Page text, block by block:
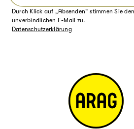
Durch Klick auf „Absenden“ stimmen Sie
unverbindlichen E-Mail zu.
Datenschutzerklärung